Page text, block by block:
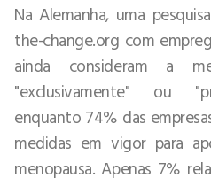
Na Alemanha, uma
the-change.org com
ainda consideram a
"exclusivamente" ou
enquanto 74% das
medidas em vigor para
menopausa. Apenas 7%